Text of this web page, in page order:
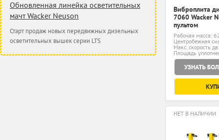
Обновленная линейка осветительных
мачт Wacker Neuson
Старт продаж новых передвижных дизельных
осветительных вышек серии LTS
Виброплита
7060 Wacker
пультом
Рабочая масса:
Центробежная
Макс. скорость
Площадь
НЕТ В НАЛИЧИИ